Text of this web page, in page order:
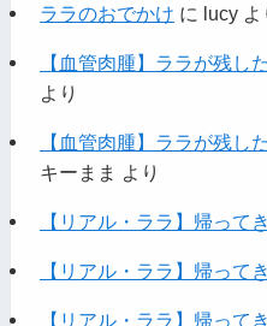
ララのおでかけ に lucyよ
【血管肉腫】ララが残し
より
【血管肉腫】ララが残し
キーまま より
【リアル・ララ】帰って
【リアル・ララ】帰って
【リアル・ララ】帰って